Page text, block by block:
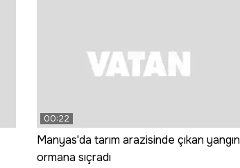
00:22
Manyas'da tarım arazisinde çıkan yangın
ormana sıçradı